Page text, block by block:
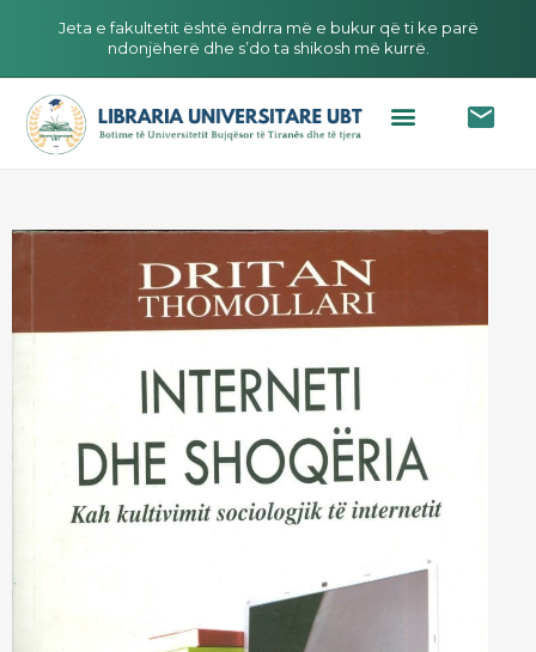
Jeta e fakultetit është ëndrra më e bukur që ti ke parë
ndonjëherë dhe s’do ta shikosh më kurrë.